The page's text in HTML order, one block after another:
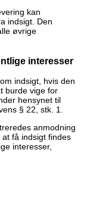
kan
indsigt. Den
øvrige
interesser
indsigt, hvis den
burde vige for
hensynet til
§ 22, stk. 1.
anmodning
få indsigt findes
interesser,